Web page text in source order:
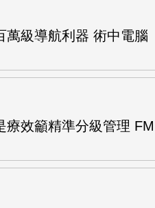
萬級導航利器 術中電腦
療效籲精準分級管理 FM